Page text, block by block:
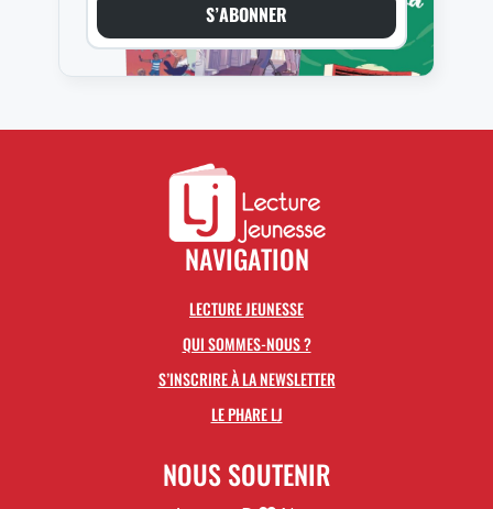
S’ABONNER
NAVIGATION
LECTURE JEUNESSE
QUI SOMMES-NOUS ?
S’INSCRIRE À LA NEWSLETTER
LE PHARE LJ
NOUS SOUTENIR